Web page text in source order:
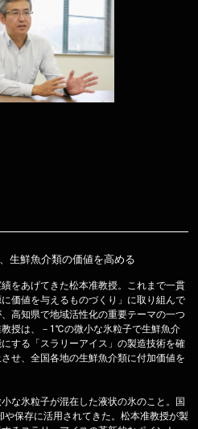
生鮮魚介類の価値を高める
をあげてきた松本准教授。これまで一貫
価値を与えるものづくり」に取り組んで
高知県で地域活性化の重要テーマの一つ
授は、－1℃の微小な氷粒子で生鮮魚介
する「スラリーアイス」の製造技術を確
せ、全国各地の生鮮魚介類に付加価値を
な氷粒子が混在した液状の氷のこと。国
保存に活用されてきた。松本准教授が製